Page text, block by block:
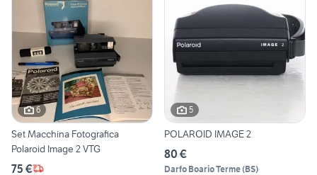
6
Set Macchina Fotografica
Polaroid Image 2 VTG
75 €
5
POLAROID IMAGE 2
80 €
Darfo Boario Terme(BS)